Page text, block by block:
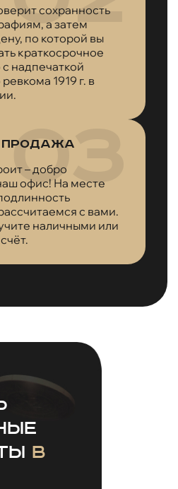
сохранность
а затем
по которой вы
краткосрочное
с надпечаткой
1919 г. в
продажа
– добро
офис! На месте
с вами.
наличными или
в